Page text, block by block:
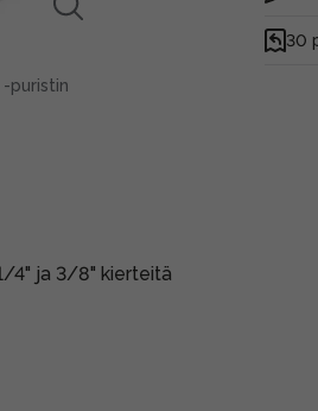
puristin
4" ja 3/8" kierteitä
30